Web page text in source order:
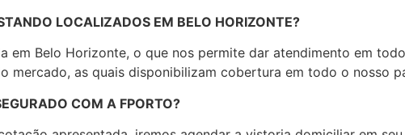
LOCALIZADOS EM BELO HORIZONTE?
em Belo Horizonte, o que nos permite dar atendimento em
mercado, as quais disponibilizam cobertura em todo o nosso
COM A FPORTO?